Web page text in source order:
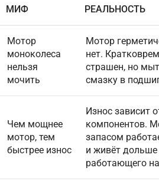
МИФ
РЕАЛЬНОСТЬ
Мотор
моноколеса
нельзя
мочить
Мотор
нет.
страшен, но
смазку в
Чем мощнее
мотор, тем
быстрее износ
Износ зависит
компонентов.
запасом
и живёт дольше
работающего